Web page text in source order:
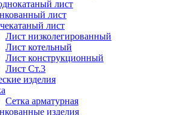
лист
лист
лист
Лист низколегированный
Лист котельный
Лист конструкционный
Лист Ст.3
изделия
Сетка арматурная
изделия